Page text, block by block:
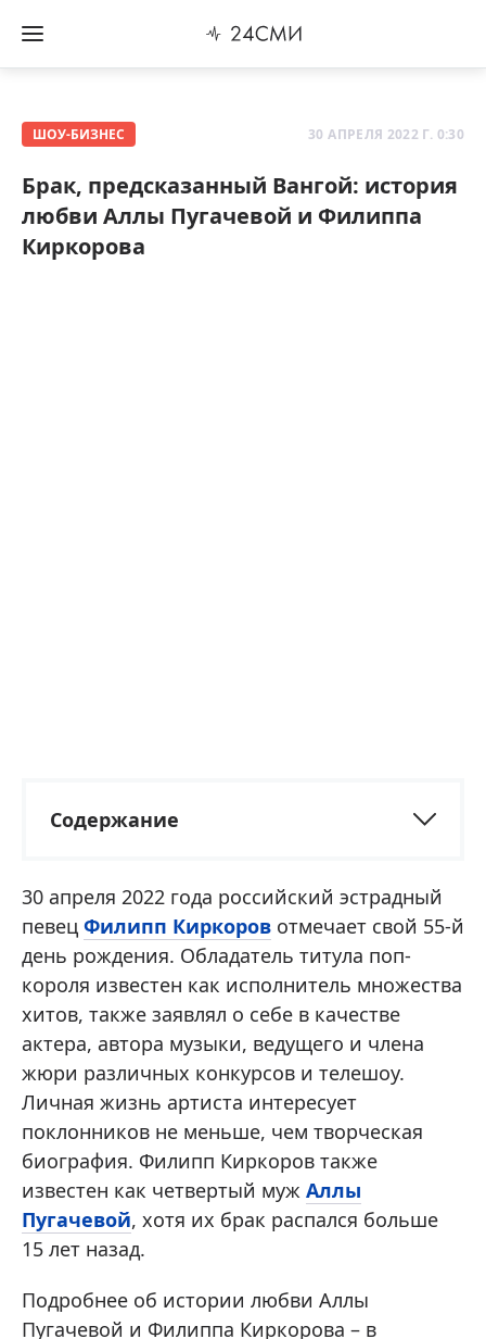
ШОУ-БИЗНЕС 30 АПРЕЛЯ 2022 Г. 0:30
Брак, предсказанный Вангой: история
любви Аллы Пугачевой и Филиппа
Киркорова
Содержание
30 апреля 2022 года российский эстрадный
певец Филипп Киркоров отмечает свой 55-й
день рождения. Обладатель титула поп-
короля известен как исполнитель множества
хитов, также заявлял о себе в качестве
актера, автора музыки, ведущего и члена
жюри различных конкурсов и телешоу.
Личная жизнь артиста интересует
поклонников не меньше, чем творческая
биография. Филипп Киркоров также
известен как четвертый муж Аллы
Пугачевой, хотя их брак распался больше
15 лет назад.
Подробнее об истории любви Аллы
Пугачевой и Филиппа Киркорова – в